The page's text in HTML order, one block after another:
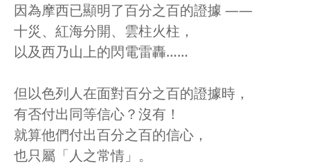
因為摩西已顯明了百分之百的證據 ——
十災、紅海分開、雲柱火柱，
以及西乃山上的閃電雷轟……
但以色列人在面對百分之百的證據時，
有否付出同等信心？沒有！
就算他們付出百分之百的信心，
也只屬「人之常情」。